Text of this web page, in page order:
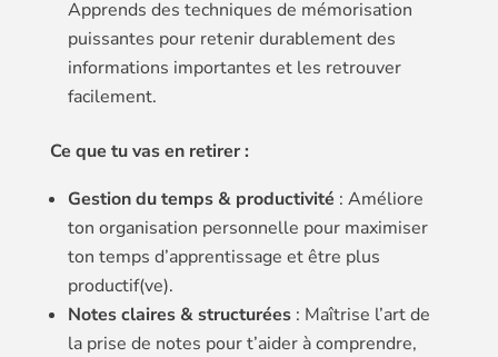
Apprends des techniques de mémorisation
puissantes pour retenir durablement des
informations importantes et les retrouver
facilement.
Ce que tu vas en retirer :
Gestion du temps & productivité : Améliore
ton organisation personnelle pour maximiser
ton temps d’apprentissage et être plus
productif(ve).
Notes claires & structurées: Maîtrise l’art de
la prise de notes pour t’aider à comprendre,